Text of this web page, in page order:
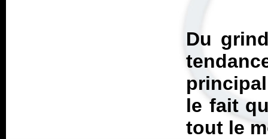
Du
le fait
tout le